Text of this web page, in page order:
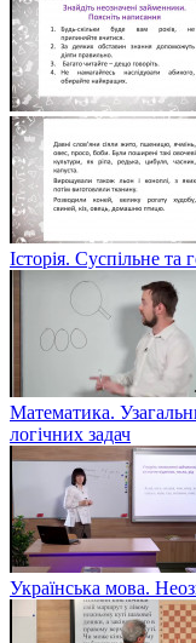
Історія. Суспільне та
Математика.
логічних задач
Українська мова.